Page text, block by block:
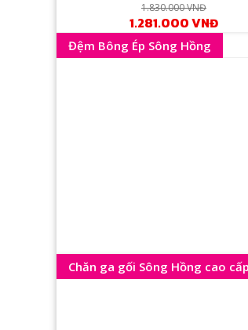
1.830.000 VNĐ
1.281.000 VNĐ
Đệm Bông Ép Sông Hồng
Chăn ga gối Sông Hồng cao cấp